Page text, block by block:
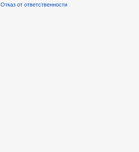
Отказ от ответственности